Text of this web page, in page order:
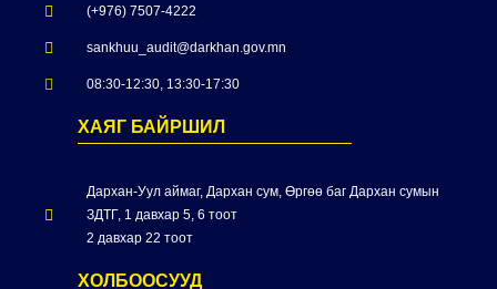
(+976) 7507-4222
sankhuu_audit@darkhan.gov.mn
08:30-12:30, 13:30-17:30
ХАЯГ БАЙРШИЛ
Дархан-Уул аймаг, Дархан сум, Өргөө баг Дархан сумын
ЗДТГ, 1 давхар 5, 6 тоот
2 давхар 22 тоот
ХОЛБООСУУД